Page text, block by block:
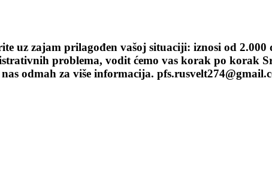
uz zajam prilagođen vašoj situaciji: iznosi od 2.000
problema, vodit ćemo vas korak po korak
odmah za više informacija.